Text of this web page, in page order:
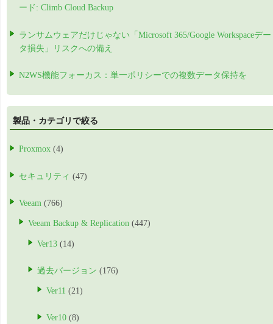
ード: Climb Cloud Backup
ランサムウェアだけじゃない「Microsoft 365/Google Workspaceデー
タ損失」リスクへの備え
N2WS機能フォーカス：単一ポリシーでの複数データ保持を
製品・カテゴリで絞る
Proxmox (4)
セキュリティ (47)
Veeam (766)
Veeam Backup & Replication (447)
Ver13 (14)
過去バージョン (176)
Ver11 (21)
Ver10 (8)